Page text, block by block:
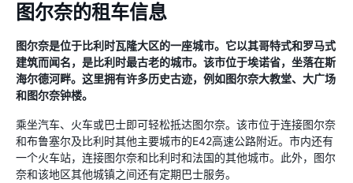
图尔奈的租车信息
图尔奈是位于比利时瓦隆大区的一座城市。它以其哥特式和罗马式
建筑而闻名，是比利时最古老的城市。该市位于埃诺省，坐落在斯
海尔德河畔。这里拥有许多历史古迹，例如图尔奈大教堂、大广场
和图尔奈钟楼。
乘坐汽车、火车或巴士即可轻松抵达图尔奈。该市位于连接图尔奈
和布鲁塞尔及比利时其他主要城市的E42高速公路附近。市内还有
一个火车站，连接图尔奈和比利时和法国的其他城市。此外，图尔
奈和该地区其他城镇之间还有定期巴士服务。